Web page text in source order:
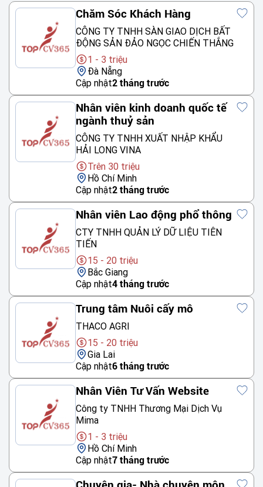
Chăm Sóc Khách Hàng
CÔNG TY TNHH SÀN GIAO DỊCH BẤT
ĐỘNG SẢN ĐẢO NGỌC CHIẾN THẮNG
1 - 3 triệu
Đà Nẵng
Cập nhật2 tháng trước
Nhân viên kinh doanh quốc tế
ngành thuỷ sản
CÔNG TY TNHH XUẤT NHẬP KHẨU
HẢI LONG VINA
Trên 30 triệu
Hồ Chí Minh
Cập nhật2 tháng trước
Nhân viên Lao động phổ thông
CTY TNHH QUẢN LÝ DỮ LIỆU TIÊN
TIẾN
15 - 20 triệu
Bắc Giang
Cập nhật4 tháng trước
Trung tâm Nuôi cấy mô
THACO AGRI
15 - 20 triệu
Gia Lai
Cập nhật6 tháng trước
Nhân Viên Tư Vấn Website
Công ty TNHH Thương Mại Dịch Vụ
Mima
1 - 3 triệu
Hồ Chí Minh
Cập nhật7 tháng trước